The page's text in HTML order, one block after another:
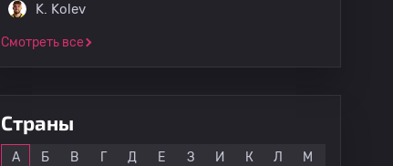
K. Kolev
Смотреть все
Страны
А Б В Г Д Е З И К Л М